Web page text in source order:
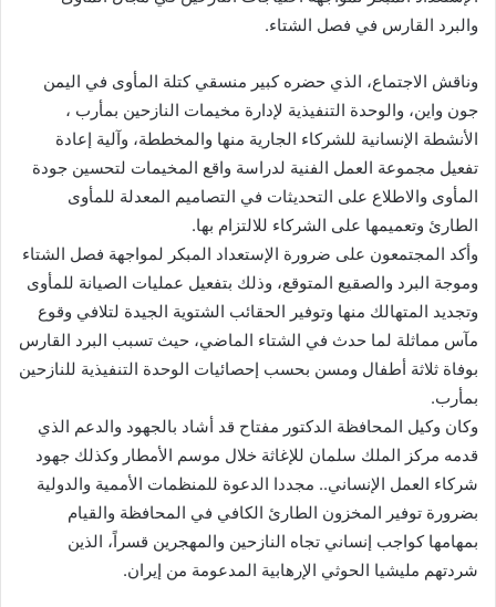
والبرد القارس في فصل الشتاء.
وناقش الاجتماع، الذي حضره كبير منسقي كتلة المأوى في اليمن
جون واين، والوحدة التنفيذية لإدارة مخيمات النازحين بمأرب ،
الأنشطة الإنسانية للشركاء الجارية منها والمخططة، وآلية إعادة
تفعيل مجموعة العمل الفنية لدراسة واقع المخيمات لتحسين جودة
المأوى والاطلاع على التحديثات في التصاميم المعدلة للمأوى
الطارئ وتعميمها على الشركاء للالتزام بها.
وأكد المجتمعون على ضرورة الإستعداد المبكر لمواجهة فصل الشتاء
وموجة البرد والصقيع المتوقع، وذلك بتفعيل عمليات الصيانة للمأوى
وتجديد المتهالك منها وتوفير الحقائب الشتوية الجيدة لتلافي وقوع
مآس مماثلة لما حدث في الشتاء الماضي، حيث تسبب البرد القارس
بوفاة ثلاثة أطفال ومسن بحسب إحصائيات الوحدة التنفيذية للنازحين
بمأرب.
وكان وكيل المحافظة الدكتور مفتاح قد أشاد بالجهود والدعم الذي
قدمه مركز الملك سلمان للإغاثة خلال موسم الأمطار وكذلك جهود
شركاء العمل الإنساني.. مجددا الدعوة للمنظمات الأممية والدولية
بضرورة توفير المخزون الطارئ الكافي في المحافظة والقيام
بمهامها كواجب إنساني تجاه النازحين والمهجرين قسراً، الذين
شردتهم مليشيا الحوثي الإرهابية المدعومة من إيران.